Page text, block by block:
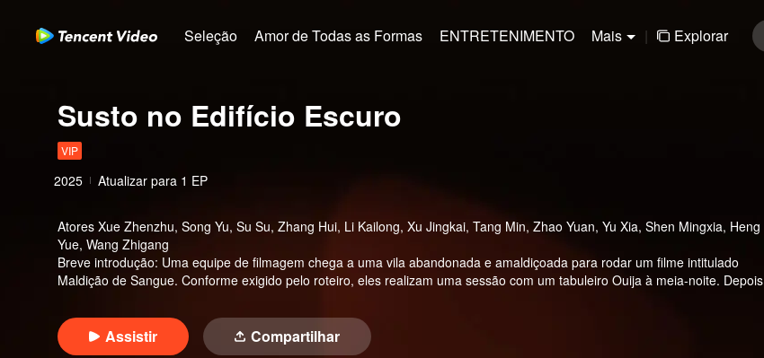
Seleção Amor de Todas as Formas ENTRETENIMENTO Mais | Explorar
Susto no Edifício Escuro
VIP
2025 Atualizar para 1 EP
Atores Xue Zhenzhu, Song Yu, Su Su, Zhang Hui, Li Kailong, Xu Jingkai, Tang Min, Zhao Yuan, Yu Xia, Shen Mingxia, Heng
Yue, Wang Zhigang
Breve introdução: Uma equipe de filmagem chega a uma vila abandonada e amaldiçoada para rodar um filme intitulado
Maldição de Sangue. Conforme exigido pelo roteiro, eles realizam uma sessão com um tabuleiro Ouija à meia-noite. Depois
Ouyang Xiaotong, que possui a habilidade sobrenatural de ver fantasmas, vê um fantasma de verdade. Alguém da equipe
suspeita que eles irritaram o tabuleiro Ouija e agora estão amaldiçoados, e todos começam a entrar em pânico.
Assistir Compartilhar